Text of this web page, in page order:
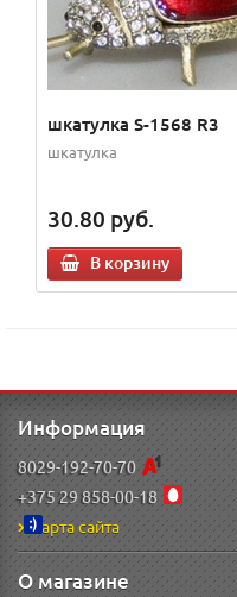
шкатулка S-1568 R3
шкатулка
30.80 руб.
В корзину
Информация
8029-192-70-70
+375 29 858-00-18
Карта сайта
О магазине